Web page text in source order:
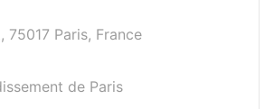
75017 Paris, France
de Paris